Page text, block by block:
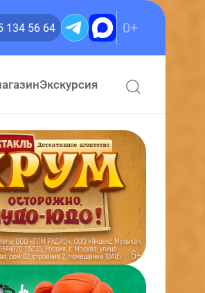
134 56 64 0+
Экскурсия